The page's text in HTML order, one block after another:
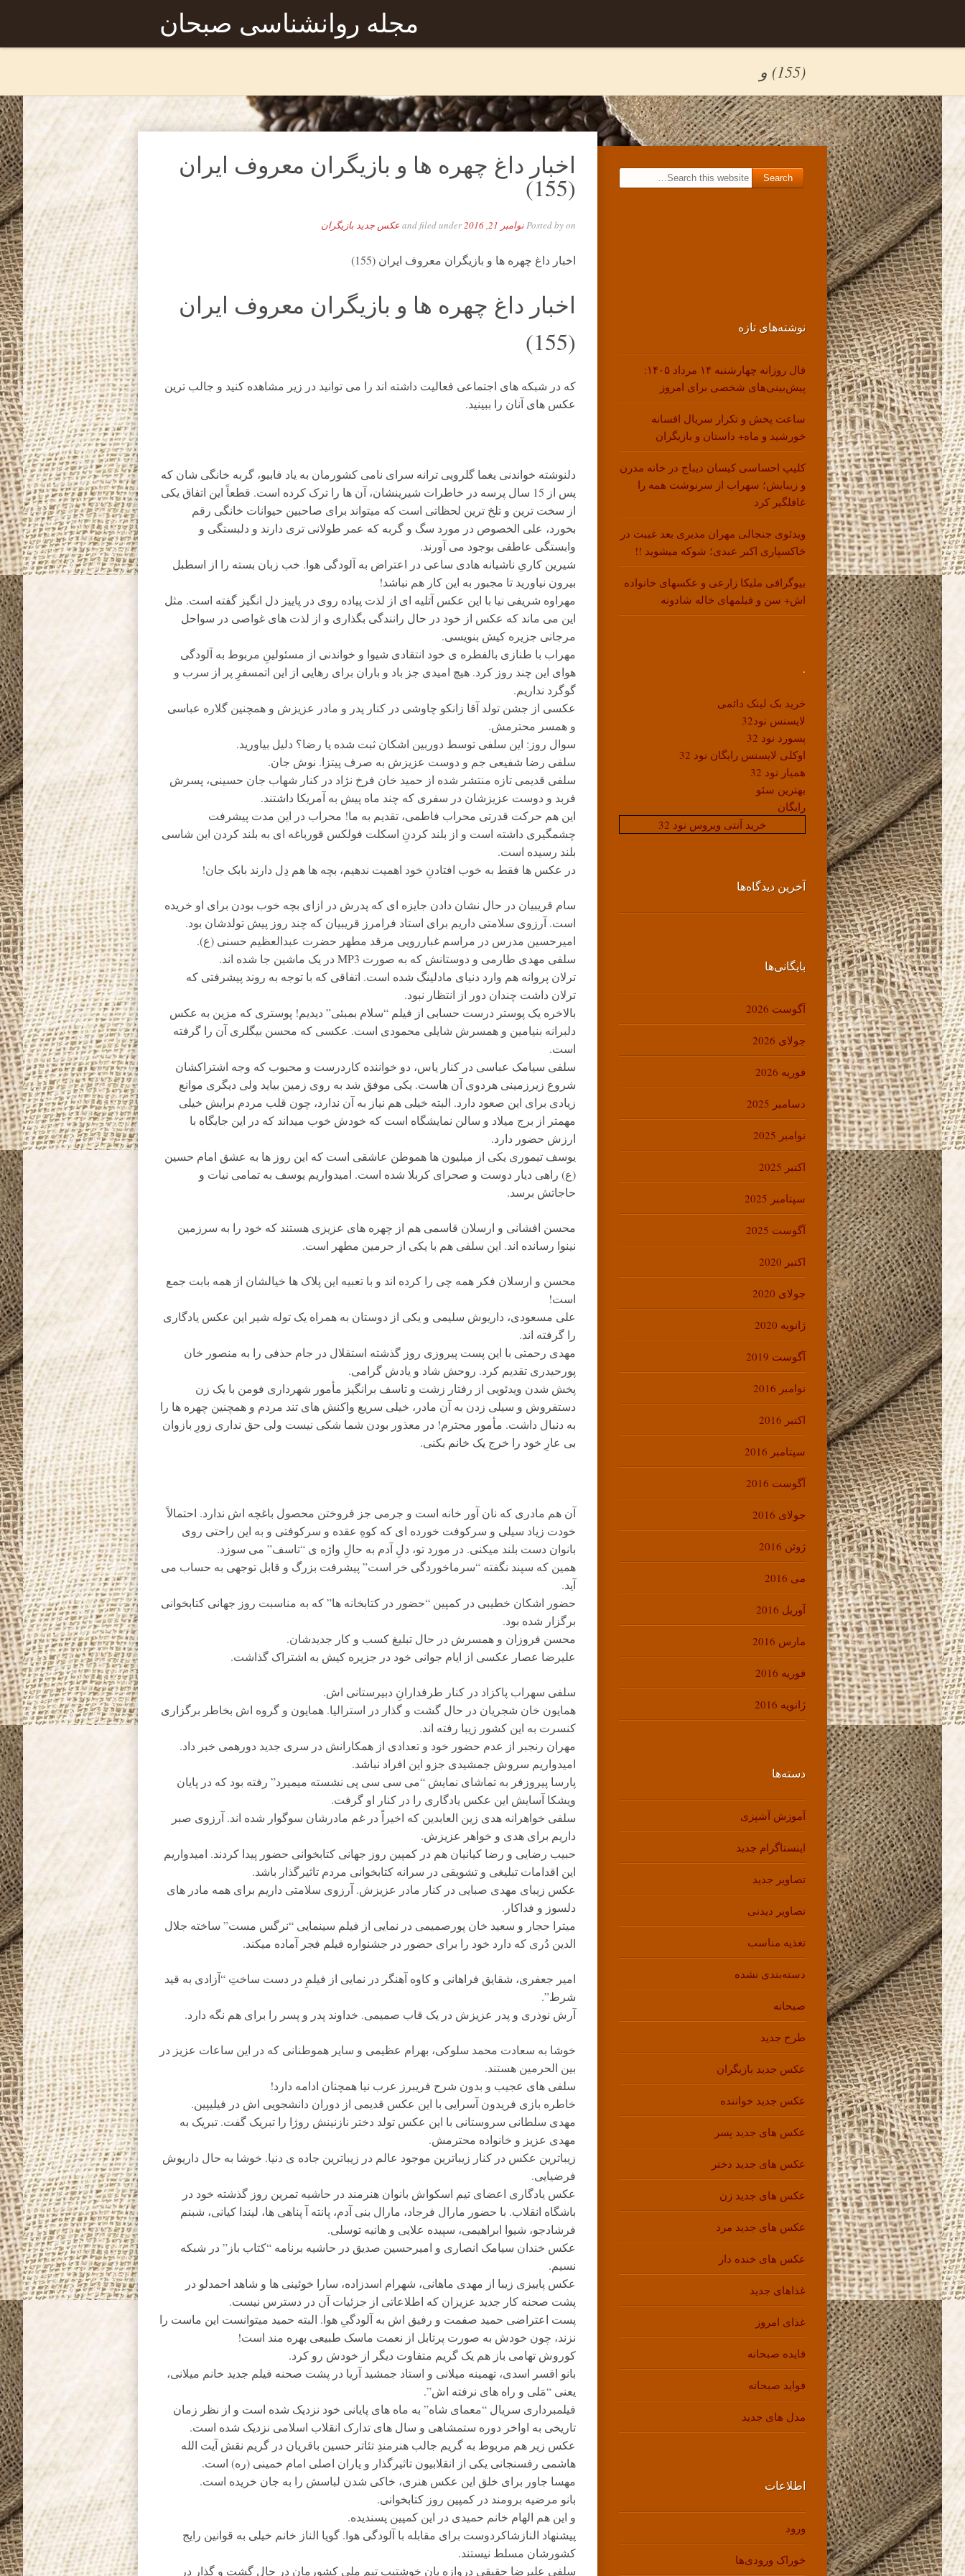
مجله روانشناسی صبحان
(155) و
اخبار داغ چهره ها و بازیگران معروف ایران
(155)
Posted byon نوامبر 21, 2016 and filed under عکس جدید بازیگران
اخبار داغ چهره ها و بازیگران معروف ایران (155)
اخبار داغ چهره ها و بازیگران معروف ایران
(155)
که در شبکه های اجتماعی فعالیت داشته اند را می توانید در زیر مشاهده کنید و جالب ترین
عکس های آنان را ببینید.
دلنوشته خواندنی یغما گلرویی ترانه سرای نامی کشورمان به یاد فابیو، گربه خانگی شان که
پس از 15 سال پرسه در خاطرات شیرینشان، آن ها را ترک کرده است. قطعاً این اتفاق یکی
از سخت ترین و تلخ ترین لحظاتی است که میتواند برای صاحبین حیوانات خانگی رقم
بخورد، علی الخصوص در مورد سگ و گربه که عمر طولانی تری دارند و دلبستگی و
وابستگی عاطفی بوجود می آورند.
شیرین کاریِ ناشیانه هادی ساعی در اعتراض به آلودگی هوا. خب زبان بسته را از اسطبل
بیرون نیاورید تا مجبور به این کار هم نباشد!
مهراوه شریفی نیا با این عکس آتلیه ای از لذت پیاده روی در پاییز دل انگیز گفته است. مثل
این می ماند که عکس از خود در حال رانندگی بگذاری و از لذت های غواصی در سواحل
مرجانی جزیره کیش بنویسی.
مهراب با طنازی بالفطره ی خود انتقادی شیوا و خواندنی از مسئولینِ مربوط به آلودگی
هوای این چند روز کرد. هیچ امیدی جز باد و باران برای رهایی از این اتمسفرِ پر از سرب و
گوگرد نداریم.
عکسی از جشن تولد آقا زانکو چاوشی در کنار پدر و مادر عزیزش و همچنین گلاره عباسی
و همسر محترمش.
سوال روز: این سلفی توسط دوربین اشکان ثبت شده یا رضا؟ دلیل بیاورید.
سلفی رضا شفیعی جم و دوست عزیزش به صرف پیتزا. نوش جان.
سلفی قدیمی تازه منتشر شده از حمید خان فرخ نژاد در کنار شهاب جان حسینی، پسرش
فربد و دوست عزیزشان در سفری که چند ماه پیش به آمریکا داشتند.
این هم حرکت قدرتی محراب فاطمی، تقدیم به ما! محراب در این مدت پیشرفت
چشمگیری داشته است و از بلند کردنِ اسکلت فولکس قورباغه ای به بلند کردن این شاسی
بلند رسیده است.
در عکس ها فقط به خوب افتادنِ خود اهمیت ندهیم، بچه ها هم دِل دارند بابک جان!
سام قریبیان در حال نشان دادن جایزه ای که پدرش در ازای بچه خوب بودن برای او خریده
است. آرزوی سلامتی داریم برای استاد فرامرز قریبیان که چند روز پیش تولدشان بود.
امیرحسین مدرس در مراسم غباررویی مرقد مطهر حضرت عبدالعظیم حسنی (ع).
سلفی مهدی طارمی و دوستانش که به صورت MP3 در یک ماشین جا شده اند.
ترلان پروانه هم وارد دنیای مادلینگ شده است. اتفاقی که با توجه به روند پیشرفتی که
ترلان داشت چندان دور از انتظار نبود.
بالاخره یک پوستر درست حسابی از فیلم “سلام بمبئی” دیدیم! پوستری که مزین به عکس
دلبرانه بنیامین و همسرش شایلی محمودی است. عکسی که محسن بیگلری آن را گرفته
است.
سلفی سیامک عباسی در کنار یاس، دو خواننده کاردرست و محبوب که وجه اشتراکشان
شروع زیرزمینی هردوی آن هاست. یکی موفق شد به روی زمین بیاید ولی دیگری موانع
زیادی برای این صعود دارد. البته خیلی هم نیاز به آن ندارد، چون قلب مردم برایش خیلی
مهمتر از برج میلاد و سالن نمایشگاه است که خودش خوب میداند که در این جایگاه با
ارزش حضور دارد.
یوسف تیموری یکی از میلیون ها هموطن عاشقی است که این روز ها به عشق امام حسین
(ع) راهی دیار دوست و صحرای کربلا شده است. امیدواریم یوسف به تمامی نیات و
حاجاتش برسد.
محسن افشانی و ارسلان قاسمی هم از چهره های عزیزی هستند که خود را به سرزمین
نینوا رسانده اند. این سلفی هم با یکی از حرمین مطهر است.
محسن و ارسلان فکر همه چی را کرده اند و با تعبیه این پلاک ها خیالشان از همه بابت جمع
است!
علی مسعودی، داریوش سلیمی و یکی از دوستان به همراه یک توله شیر این عکس یادگاری
را گرفته اند.
مهدی رحمتی با این پست پیروزی روز گذشته استقلال در جام حذفی را به منصور خان
پورحیدری تقدیم کرد. روحش شاد و یادش گرامی.
پخش شدن ویدئویی از رفتار زشت و تاسف برانگیز مأمور شهرداری فومن با یک زن
دستفروش و سیلی زدن به آن مادر، خیلی سریع واکنش های تند مردم و همچنین چهره ها را
به دنبال داشت. مأمور محترم! در معذور بودن شما شکی نیست ولی حق نداری زورِ بازوان
بی عارِ خود را خرج یک خانم بکنی.
آن هم مادری که نان آور خانه است و جرمی جز فروختن محصول باغچه اش ندارد. احتمالاً
خودت زیاد سیلی و سرکوفت خورده ای که کوهِ عقده و سرکوفتی و به این راحتی روی
بانوان دست بلند میکنی. در مورد تو، دلِ آدم به حالِ واژه ی “تاسف” می سوزد.
همین که سپند نگفته “سرماخوردگی خر است” پیشرفت بزرگ و قابل توجهی به حساب می
آید.
حضور اشکان خطیبی در کمپین “حضور در کتابخانه ها” که به مناسبت روز جهانی کتابخوانی
برگزار شده بود.
محسن فروزان و همسرش در حال تبلیغ کسب و کار جدیدشان.
علیرضا عصار عکسی از ایام جوانی خود در جزیره کیش به اشتراک گذاشت.
سلفی سهراب پاکزاد در کنار طرفدارانِ دبیرستانی اش.
همایون خان شجریان در حال گشت و گذار در استرالیا. همایون و گروه اش بخاطر برگزاری
کنسرت به این کشور زیبا رفته اند.
مهران رنجبر از عدم حضور خود و تعدادی از همکارانش در سری جدید دورهمی خبر داد.
امیدواریم سروش جمشیدی جزو این افراد نباشد.
پارسا پیروزفر به تماشای نمایش “می سی سی پی نشسته میمیرد” رفته بود که در پایان
ویشکا آسایش این عکس یادگاری را در کنار او گرفت.
سلفی خواهرانه هدی زین العابدین که اخیراً در غم مادرشان سوگوار شده اند. آرزوی صبر
داریم برای هدی و خواهر عزیزش.
حبیب رضایی و رضا کیانیان هم در کمپین روز جهانی کتابخوانی حضور پیدا کردند. امیدواریم
این اقدامات تبلیغی و تشویقی در سرانه کتابخوانی مردم تاثیرگذار باشد.
عکس زیبای مهدی صبایی در کنار مادر عزیزش. آرزوی سلامتی داریم برای همه مادر های
دلسوز و فداکار.
میترا حجار و سعید خان پورصمیمی در نمایی از فیلم سینمایی “نرگس مست” ساخته جلال
الدین دُری که دارد خود را برای حضور در جشنواره فیلم فجر آماده میکند.
امیر جعفری، شقایق فراهانی و کاوه آهنگر در نمایی از فیلمِ در دست ساختِ “آزادی به قید
شرط”.
آرش نوذری و پدر عزیزش در یک قاب صمیمی. خداوند پدر و پسر را برای هم نگه دارد.
خوشا به سعادت محمد سلوکی، بهرام عظیمی و سایر هموطنانی که در این ساعات عزیز در
بین الحرمین هستند.
سلفی های عجیب و بدون شرح فریبرز عرب نیا همچنان ادامه دارد!
خاطره بازی فریدون آسرایی با این عکس قدیمی از دوران دانشجویی اش در فیلیپین.
مهدی سلطانی سروستانی با این عکس تولد دختر نازنینش روژا را تبریک گفت. تبریک به
مهدی عزیز و خانواده محترمش.
زیباترین عکس در کنار زیباترین موجود عالم در زیباترین جاده ی دنیا. خوشا به حال داریوش
فرضیایی.
عکس یادگاری اعضای تیم اسکواش بانوان هنرمند در حاشیه تمرین روز گذشته خود در
باشگاه انقلاب. با حضور مارال فرجاد، مارال بنی آدم، پانته آ پناهی ها، لیندا کیانی، شبنم
فرشادجو، شیوا ابراهیمی، سپیده علایی و هانیه توسلی.
عکس خندان سیامک انصاری و امیرحسین صدیق در حاشیه برنامه “کتاب باز” در شبکه
نسیم.
عکس پاییزی زیبا از مهدی ماهانی، شهرام اسدزاده، سارا خوئینی ها و شاهد احمدلو در
پشت صحنه کار جدید عزیزان که اطلاعاتی از جزئیات آن در دسترس نیست.
پست اعتراضی حمید صفمت و رفیق اش به آلودگیِ هوا. البته حمید میتوانست این ماست را
نزند، چون خودش به صورت پرتابل از نعمت ماسک طبیعی بهره مند است!
کوروش تهامی باز هم یک گریم متفاوت دیگر از خودش رو کرد.
بانو افسر اسدی، تهمینه میلانی و استاد جمشید آریا در پشت صحنه فیلم جدید خانم میلانی،
یعنی “مَلی و راه های نرفته اش”.
فیلمبرداری سریال “معمای شاه” به ماه های پایانی خود نزدیک شده است و از نظر زمان
تاریخی به اواخر دوره ستمشاهی و سال های تدارک انقلاب اسلامی نزدیک شده است.
عکس زیر هم مربوط به گریم جالب هنرمندِ تئاتر حسین باقریان در گریم نقش آیت الله
هاشمی رفسنجانی یکی از انقلابیون تاثیرگذار و یاران اصلی امام خمینی (ره) است.
مهسا جاور برای خلق این عکس هنری، خاکی شدن لباسش را به جان خریده است.
بانو مرضیه برومند در کمپین روز کتابخوانی.
و این هم الهام خانم حمیدی در این کمپین پسندیده.
پیشنهاد النازشاکردوست برای مقابله با آلودگی هوا. گویا الناز خانم خیلی به قوانین رایج
کشورشان مسلط نیستند.
سلفی علیرضا حقیقی دروازه بان خوشتیپ تیم ملی کشورمان در حال گشت و گذار در
Search for:
نوشته‌های تازه
فال روزانه چهارشنبه ۱۴ مرداد ۱۴۰۵:
پیش‌بینی‌های شخصی برای امروز
ساعت پخش و تکرار سریال افسانه
خورشید و ماه+ داستان و بازیگران
کلیپ احساسی کیسان دیباج در خانه مدرن
و زیبایش؛ سهراب از سرنوشت همه را
غافلگیر کرد
ویدئوی جنجالی مهران مدیری بعد غیبت در
خاکسپاری اکبر عبدی؛ شوکه میشوید !!
بیوگرافی ملیکا زارعی و عکسهای خانواده
اش+ سن و فیلمهای خاله شادونه
.
خرید بک لینک دائمی
لایسنس نود32
پسورد نود 32
اوکلی لایسنس رایگان نود 32
همیار نود 32
بهترین سئو
رایگان
خرید آنتی ویروس نود 32
آخرین دیدگاه‌ها
بایگانی‌ها
آگوست 2026
جولای 2026
فوریه 2026
دسامبر 2025
نوامبر 2025
اکتبر 2025
سپتامبر 2025
آگوست 2025
اکتبر 2020
جولای 2020
ژانویه 2020
آگوست 2019
نوامبر 2016
اکتبر 2016
سپتامبر 2016
آگوست 2016
جولای 2016
ژوئن 2016
می 2016
آوریل 2016
مارس 2016
فوریه 2016
ژانویه 2016
دسته‌ها
آموزش آشپزی
اینستاگرام جدید
تصاویر جدید
تصاویر دیدنی
تغذیه مناسب
دسته‌بندی نشده
صبحانه
طرح جدید
عکس جدید بازیگران
عکس جدید خواننده
عکس های جدید پسر
عکس های جدید دختر
عکس های جدید زن
عکس های جدید مرد
عکس های خنده دار
غذاهای جدید
غذای امروز
فایده صبحانه
فواید صبحانه
مدل های جدید
اطلاعات
ورود
خوراک ورودی‌ها